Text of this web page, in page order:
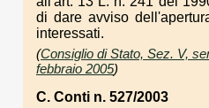
di dare avviso
interessati.
(Consiglio di Stato, Sez. V,
febbraio 2005)
C. Conti n. 527/2003